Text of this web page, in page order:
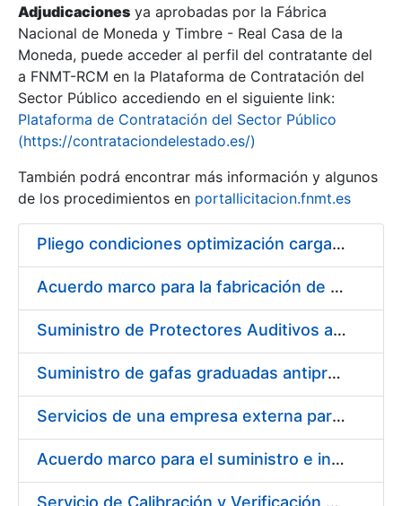
Erakutsi/Ezkutatu
Erakutsi/Ezkutatu
Erakutsi/Ezkutatu
Adjudicaciones ya aprobadas por la Fábrica
Nacional de Moneda y Timbre - Real Casa de la
Moneda, puede acceder al perfil del contratante del
a FNMT-RCM en la Plataforma de Contratación del
Sector Público accediendo en el siguiente link:
Plataforma de Contratación del Sector Público
(https://contrataciondelestado.es/)
También podrá encontrar más información y algunos
de los procedimientos en portallicitacion.fnmt.es
Pliego condiciones optimización cargas compras firmado
Acuerdo marco para la fabricación de piezas
Suministro de Protectores Auditivos a medida para las personas trabajadoras de los Centros de Trabajo de Madrid y Burgos
Suministro de gafas graduadas antiproyecciones para los trabajadores de la FNMT-RCM en los centros de trabajo de Madrid y Burgos
Servicios de una empresa externa para el asesoramiento y resolución de los recursos de alzada que se presentan relacionados con procesos de selección para la FNMT-RCM
Acuerdo marco para el suministro e instalación de persianas, estores y otros complementos
Servicio de Calibración y Verificación Externa de los Equipos de Medición del Servicio de Prevención de la FNMT-RCM